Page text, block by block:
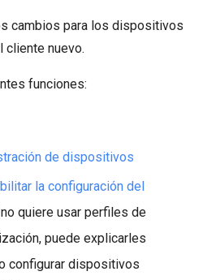
cambios para los dispositivos
cliente nuevo.
funciones:
de dispositivos
la configuración del
quiere usar perfiles de
puede explicarles
configurar dispositivos